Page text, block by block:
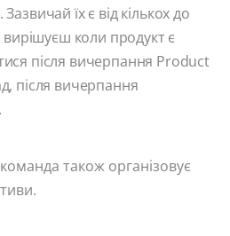
їх є від кількох до
вирішуєш коли продукт є
після вичерпання Product
після вичерпання
також організовує